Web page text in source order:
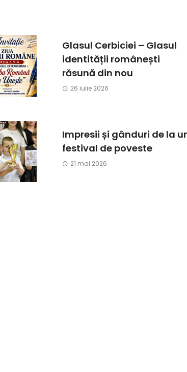
Glasul Cerbiciei – Glasul
identității românești
răsună din nou
26 iulie 2026
Impresii și gânduri de la
festival de poveste
21 mai 2026